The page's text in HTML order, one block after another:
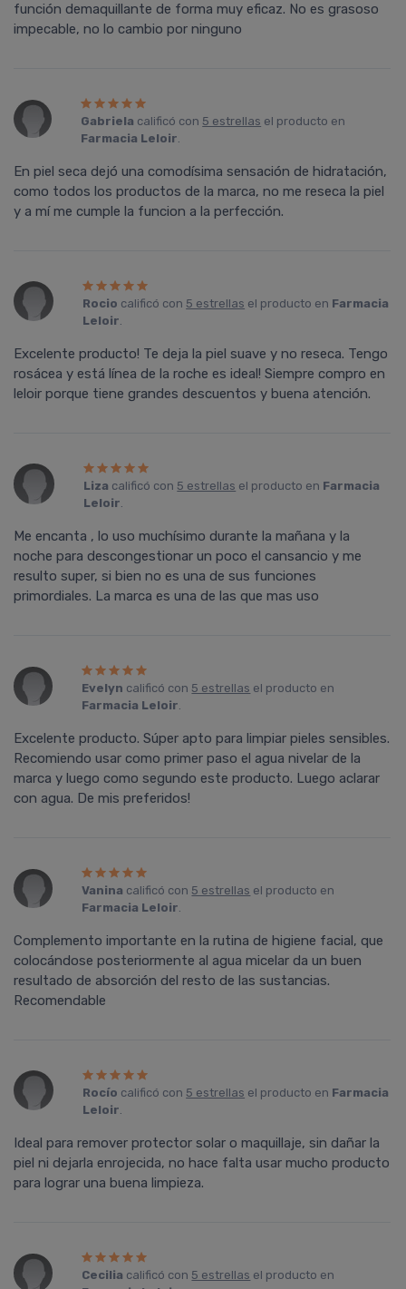
función demaquillante de forma muy eficaz. No es grasoso
impecable, no lo cambio por ninguno
Gabriela calificó con 5 estrellas el producto en
Farmacia Leloir.
En piel seca dejó una comodísima sensación de hidratación,
como todos los productos de la marca, no me reseca la piel
y a mí me cumple la funcion a la perfección.
Rocio calificó con 5 estrellas el producto en Farmacia
Leloir.
Excelente producto! Te deja la piel suave y no reseca. Tengo
rosácea y está línea de la roche es ideal! Siempre compro en
leloir porque tiene grandes descuentos y buena atención.
Liza calificó con 5 estrellas el producto en Farmacia
Leloir.
Me encanta , lo uso muchí­simo durante la mañana y la
noche para descongestionar un poco el cansancio y me
resulto super, si bien no es una de sus funciones
primordiales. La marca es una de las que mas uso
Evelyn calificó con 5 estrellas el producto en
Farmacia Leloir.
Excelente producto. Súper apto para limpiar pieles sensibles.
Recomiendo usar como primer paso el agua nivelar de la
marca y luego como segundo este producto. Luego aclarar
con agua. De mis preferidos!
Vanina calificó con 5 estrellas el producto en
Farmacia Leloir.
Complemento importante en la rutina de higiene facial, que
colocándose posteriormente al agua micelar da un buen
resultado de absorción del resto de las sustancias.
Recomendable
Rocí­o calificó con 5 estrellas el producto en Farmacia
Leloir.
Ideal para remover protector solar o maquillaje, sin dañar la
piel ni dejarla enrojecida, no hace falta usar mucho producto
para lograr una buena limpieza.
Cecilia calificó con 5 estrellas el producto en